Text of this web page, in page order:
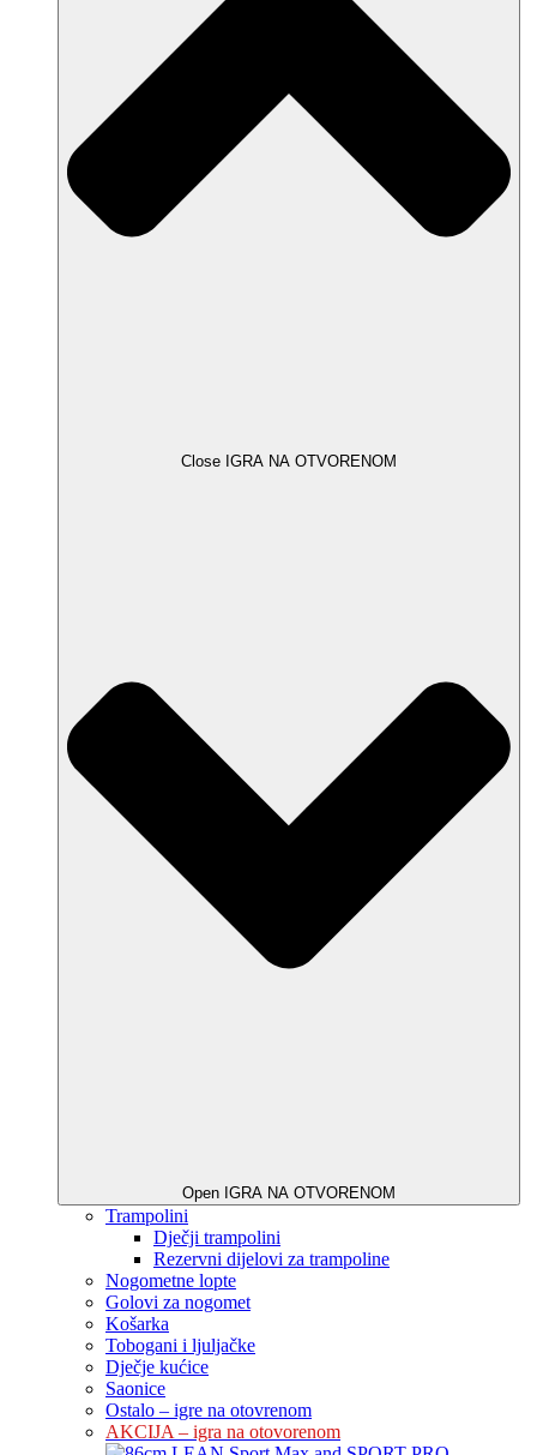
Close IGRA NA OTVORENOM
Open IGRA NA OTVORENOM
Trampolini
Dječji trampolini
Rezervni dijelovi za trampoline
Nogometne lopte
Golovi za nogomet
Košarka
Tobogani i ljuljačke
Dječje kućice
Saonice
Ostalo – igre na otovrenom
AKCIJA – igra na otovorenom